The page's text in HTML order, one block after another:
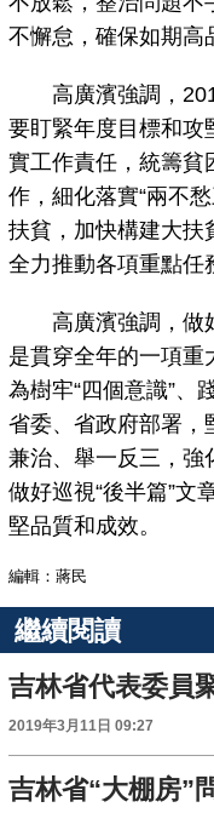
不懈怠，確保如期高
高廣濱強調，
要盯緊年度目標和攻
實工作責任，統籌貧
作，細化落實“兩不
扶貧，加快構建大扶
全力推動各項重點任
高廣濱強調，做
是貫穿全年的一項重
為樹牢“四個意識”、
省委、省政府部署，
兼治、舉一反三，強
做好巡視“後半篇”文
堅品質和成效。
編輯：蔣民
繼續閱讀
吉林省代表委員
2019年3月11日 09:27